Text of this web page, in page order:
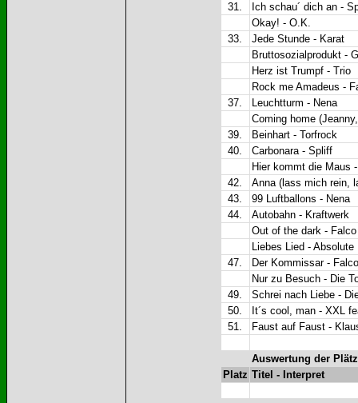
31.
Ich schau´ dich an -
Okay! - O.K.
33.
Jede Stunde - Karat
Bruttosozialprodukt -
Herz ist Trumpf - Trio
Rock me Amadeus -
37.
Leuchtturm - Nena
Coming home
39.
Beinhart - Torfrock
40.
Carbonara - Spliff
Hier kommt die Maus
42.
Anna (lass mich rein,
43.
99 Luftballons - Nena
44.
Autobahn - Kraftwerk
Out of the dark - Falco
Liebes Lied - Absolute
47.
Der Kommissar - Falco
Nur zu Besuch - Die
49.
Schrei nach Liebe -
50.
It´s cool, man - XXL
51.
Faust auf Faust -
Auswertung der
Platz Titel - Interpret